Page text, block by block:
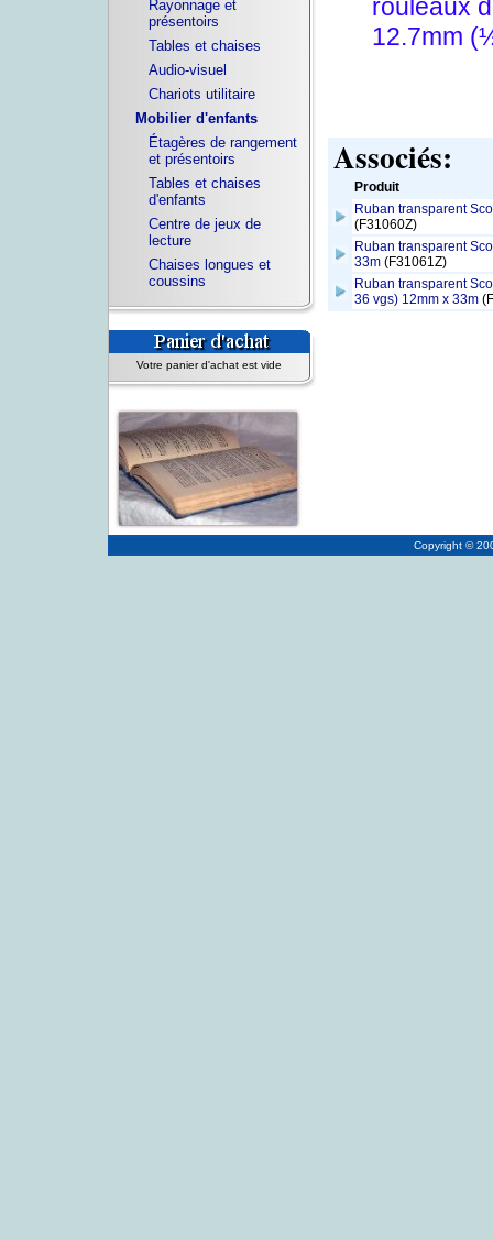
Rayonnage et
présentoirs
Tables et chaises
Audio-visuel
Chariots utilitaire
Mobilier d'enfants
Étagères de rangement
et présentoirs
Tables et chaises
d'enfants
Centre de jeux de
lecture
Chaises longues et
coussins
Votre panier d'achat est vide
rouleaux
12.7mm
Associés:
Produit
Ruban transparent
(F31060Z)
Ruban transparent
33m (F31061Z)
Ruban transparent
36 vgs) 12mm x 33m
Copyright ©